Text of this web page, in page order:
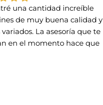
una cantidad increíble
de muy buena calidad y
variados. La asesoría que te
en el momento hace que
con los que hará tu
lindo y único. Me encantó